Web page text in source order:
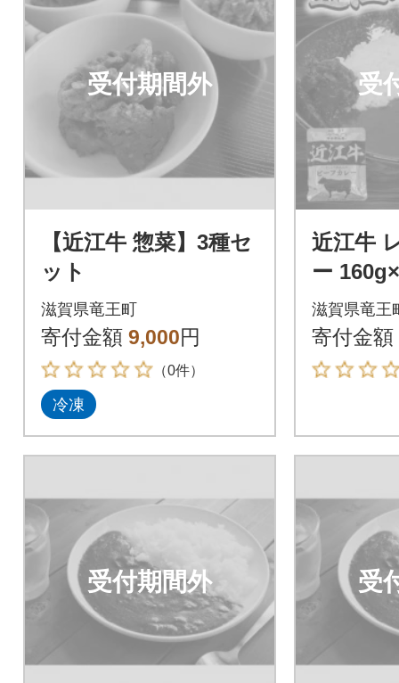
受付期間外
【近江牛 惣菜】3種セ
ット
滋賀県竜王町
寄付金額 9,000円
（0件）
冷凍
受
近江牛
ー
K063
滋賀県竜王
寄付金額
受付期間外 受